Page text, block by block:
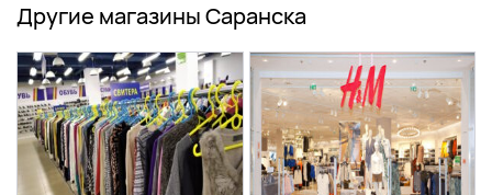
Другие магазины Саранска